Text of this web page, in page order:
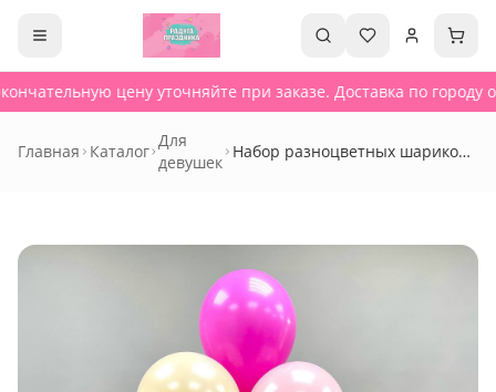
цену уточняйте при заказе. Доставка по городу
Главная Каталог
Для
девушек
Набор разноцветных шариков